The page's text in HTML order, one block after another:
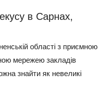
в Сарнах,
області з приємною
мережею закладів
знайти як невеликі